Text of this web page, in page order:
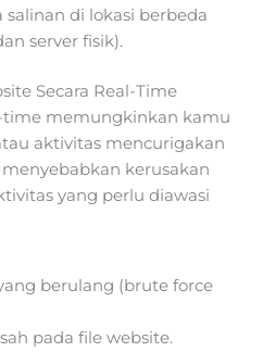
salinan di lokasi berbeda
server fisik).
Secara Real-Time
time memungkinkan kamu
aktivitas mencurigakan
kerusakan
yang perlu diawasi
berulang (brute force
pada file website.